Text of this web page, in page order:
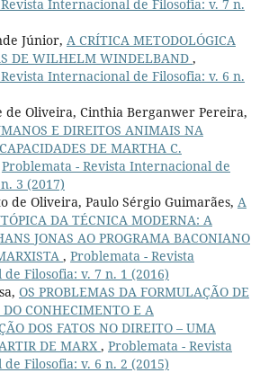
Internacional de Filosofia: v. 7 n.
Júnior, A CRÍTICA METODOLÓGICA
DE WILHELM WINDELBAND ,
Internacional de Filosofia: v. 6 n.
de Oliveira, Cinthia Berganwer Pereira,
E DIREITOS ANIMAIS NA
DE MARTHA C.
Problemata - Revista Internacional de
3 (2017)
de Oliveira, Paulo Sérgio Guimarães, A
DA TÉCNICA MODERNA: A
JONAS AO PROGRAMA BACONIANO
, Problemata - Revista
Filosofia: v. 7 n. 1 (2016)
OS PROBLEMAS DA FORMULAÇÃO DE
CONHECIMENTO E A
DOS FATOS NO DIREITO – UMA
DE MARX , Problemata - Revista
Filosofia: v. 6 n. 2 (2015)